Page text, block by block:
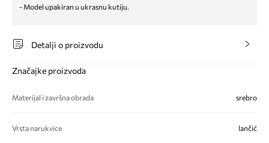
- Model upakiran u ukrasnu kutiju.
Detalji o proizvodu
Značajke proizvoda
Materijal i završna obrada srebro
Vrsta narukvice lančić